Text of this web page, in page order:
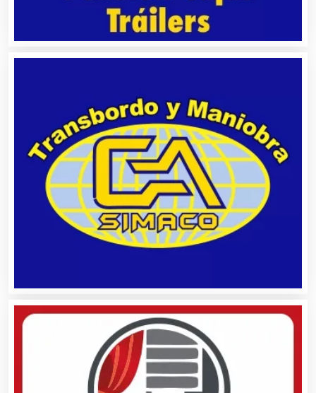
Análisis Clínicos
Análisis de Aguas
Animadores de Eventos
Arquitectos
Artes Gráficas